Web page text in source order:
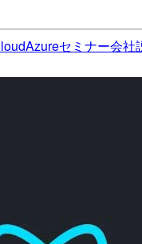
Azureセミナー会社